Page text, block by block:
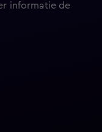
informatie de